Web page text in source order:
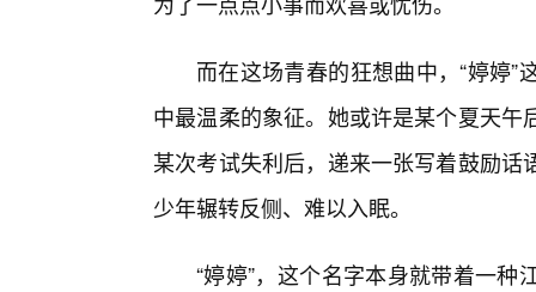
而在这场青春的狂想曲中，“婷婷
中最温柔的象征。她或许是某个夏天
某次考试失利后，递来一张写着鼓励
少年辗转反侧、难以入眠。
“婷婷”，这个名字本身就带着一